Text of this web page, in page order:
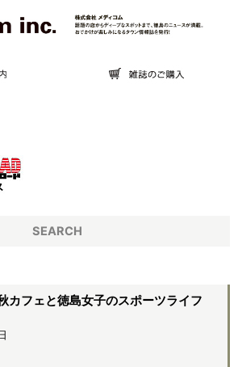
カフェと徳島女子のスポーツライフ
SEARCH